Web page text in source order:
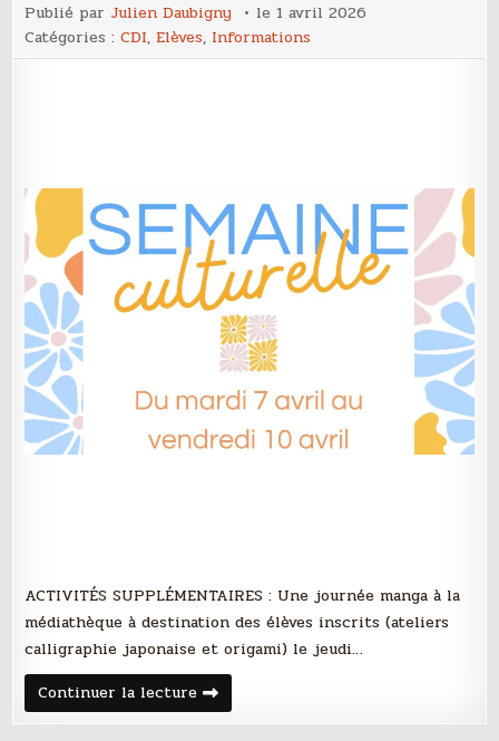
Publié par Julien Daubigny le1 avril 2026
Catégories :CDI,Elèves, Informations
ACTIVITÉS SUPPLÉMENTAIRES : Une journée manga à la
médiathèque à destination des élèves inscrits (ateliers
calligraphie japonaise et origami) le jeudi…
Continuer la lectureProgramme
de
la